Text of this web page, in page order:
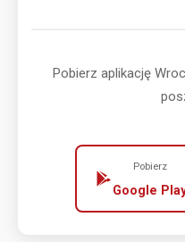
Pobierz aplikację
Pobierz
Google